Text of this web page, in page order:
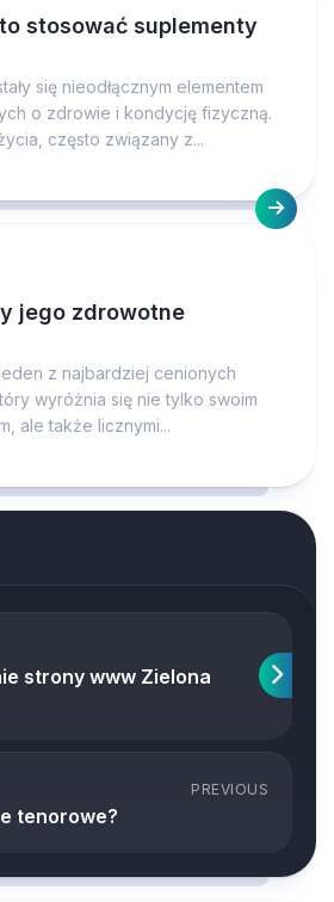
stosować suplementy
się nieodłącznym elementem
o zdrowie i kondycję fizyczną.
często związany z...
jego zdrowotne
z najbardziej cenionych
wyróżnia się nie tylko swoim
ale także licznymi...
strony www Zielona
PREVIOUS
tenorowe?